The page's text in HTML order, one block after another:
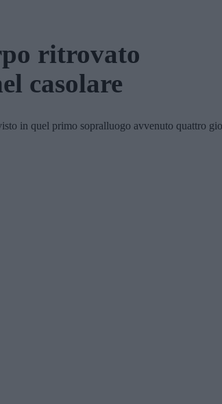
ritrovato
casolare
in quel primo sopralluogo avvenuto quattro